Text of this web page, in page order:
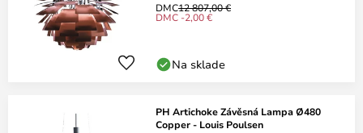
DMC12 807,00 €
DMC -2,00 €
Na sklade
PH Artichoke Závěsná Lampa Ø480
Copper - Louis Poulsen